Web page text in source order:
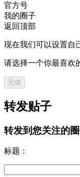
官方号
我的圈子
返回顶部
现在我们可以设置自
请选择一个你最喜欢
完成
转发贴子
转发到您关注的
标题：